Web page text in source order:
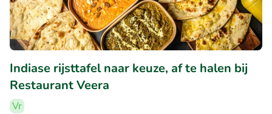
Indiase rijsttafel naar keuze, af te halen bij
Restaurant Veera
Vr